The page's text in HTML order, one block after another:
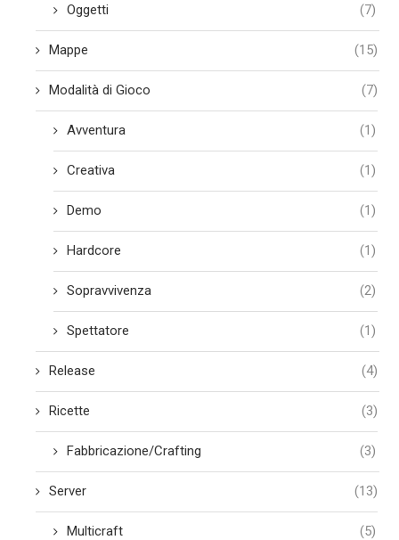
Oggetti (7)
Mappe (15)
Modalità di Gioco (7)
Avventura (1)
Creativa (1)
Demo (1)
Hardcore (1)
Sopravvivenza (2)
Spettatore (1)
Release (4)
Ricette (3)
Fabbricazione/Crafting (3)
Server (13)
Multicraft (5)